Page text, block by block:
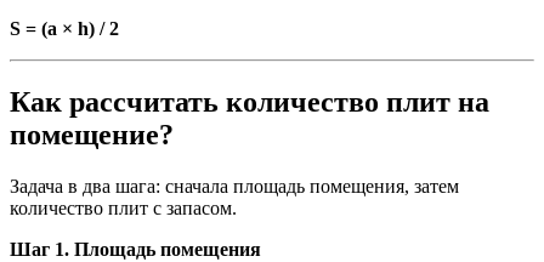
S = (a × h) / 2
Как рассчитать количество плит на
помещение?
Задача в два шага: сначала площадь помещения, затем
количество плит с запасом.
Шаг 1. Площадь помещения